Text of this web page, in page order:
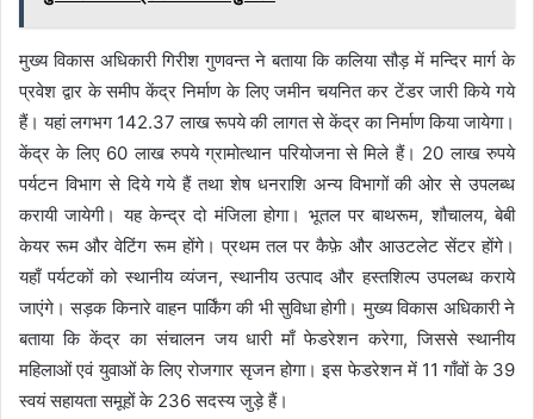
मुख्य विकास अधिकारी गिरीश गुणवन्त ने बताया कि कलिया सौड़ में मन्दिर मार्ग के
प्रवेश द्वार के समीप केंद्र निर्माण के लिए जमीन चयनित कर टेंडर जारी किये गये
हैं। यहां लगभग 142.37 लाख रूपये की लागत से केंद्र का निर्माण किया जायेगा।
केंद्र के लिए 60 लाख रुपये ग्रामोत्थान परियोजना से मिले हैं। 20 लाख रुपये
पर्यटन विभाग से दिये गये हैं तथा शेष धनराशि अन्य विभागों की ओर से उपलब्ध
करायी जायेगी। यह केन्द्र दो मंजिला होगा। भूतल पर बाथरूम, शौचालय, बेबी
केयर रूम और वेटिंग रूम होंगे। प्रथम तल पर कैफ़े और आउटलेट सेंटर होंगे।
यहाँ पर्यटकों को स्थानीय व्यंजन, स्थानीय उत्पाद और हस्तशिल्प उपलब्ध कराये
जाएंगे। सड़क किनारे वाहन पार्किंग की भी सुविधा होगी। मुख्य विकास अधिकारी ने
बताया कि केंद्र का संचालन जय धारी माँ फेडरेशन करेगा, जिससे स्थानीय
महिलाओं एवं युवाओं के लिए रोजगार सृजन होगा। इस फेडरेशन में 11 गाँवों के 39
स्वयं सहायता समूहों के 236 सदस्य जुड़े हैं।